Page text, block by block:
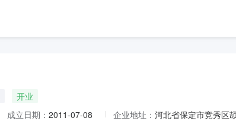
开业
成立日期： 2011-07-08 企业地址： 河北省保定市竞秀区